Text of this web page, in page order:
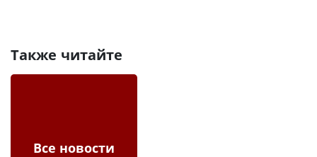
Также читайте
Все новости